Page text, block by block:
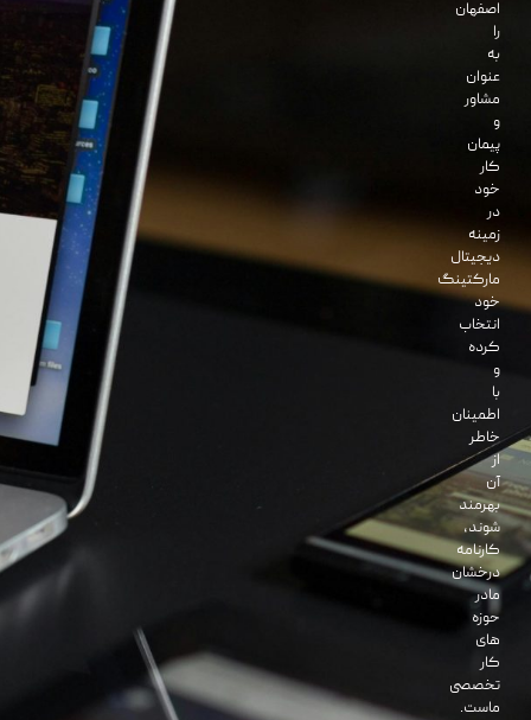
اصفهان
را
به
عنوان
مشاور
و
پیمان
کار
خود
در
زمینه
دیجیتال
مارکتینگ
خود
انتخاب
کرده
و
با
اطمینان
خاطر
از
آن
بهرمند
شوند،
کارنامه
درخشان
مادر
حوزه
های
کار
تخصصی
ماست.